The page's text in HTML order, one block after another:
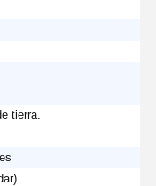
tierra.